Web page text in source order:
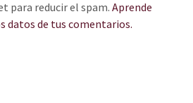
para reducir el spam. Aprende
datos de tus comentarios.